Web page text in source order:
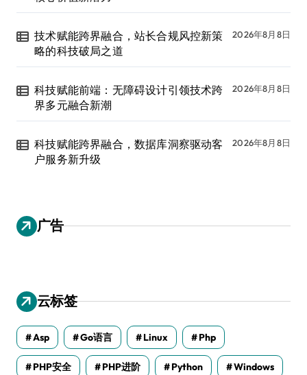
技术赋能跨界融合，站长合规风控新策
略的科技破局之道
2026年8月8日
科技赋能前端：无障碍设计引领技术跨
界多元融合新潮
2026年8月8日
科技赋能跨界融合，数据库洞察驱动客
户服务新升级
2026年8月8日
广告
云标签
Asp Go语言 Linux Php
PHP安全 PHP进阶 Python Windows